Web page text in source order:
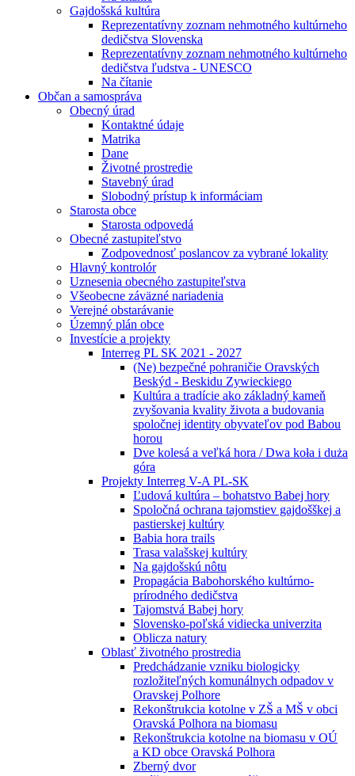
Gajdošská kultúra
Reprezentatívny zoznam nehmotného kultúrneho
dedičstva Slovenska
Reprezentatívny zoznam nehmotného kultúrneho
dedičstva ľudstva - UNESCO
Na čítanie
Občan a samospráva
Obecný úrad
Kontaktné údaje
Matrika
Dane
Životné prostredie
Stavebný úrad
Slobodný prístup k informáciam
Starosta obce
Starosta odpovedá
Obecné zastupiteľstvo
Zodpovednosť poslancov za vybrané lokality
Hlavný kontrolór
Uznesenia obecného zastupiteľstva
Všeobecne záväzné nariadenia
Verejné obstarávanie
Územný plán obce
Investície a projekty
Interreg PL SK 2021 - 2027
(Ne) bezpečné pohraničie Oravských
Beskýd - Beskidu Zywieckiego
Kultúra a tradície ako základný kameň
zvyšovania kvality života a budovania
spoločnej identity obyvateľov pod Babou
horou
Dve kolesá a veľká hora / Dwa koła i duża
góra
Projekty Interreg V-A PL-SK
Ľudová kultúra – bohatstvo Babej hory
Spoločná ochrana tajomstiev gajdošškej a
pastierskej kultúry
Babia hora trails
Trasa valašskej kultúry
Na gajdošskú nôtu
Propagácia Babohorského kultúrno-
prírodného dedičstva
Tajomstvá Babej hory
Slovensko-poľská vidiecka univerzita
Oblicza natury
Oblasť životného prostredia
Predchádzanie vzniku biologicky
rozložiteľných komunálnych odpadov v
Oravskej Polhore
Rekonštrukcia kotolne v ZŠ a MŠ v obci
Oravská Polhora na biomasu
Rekonštrukcia kotolne na biomasu v OÚ
a KD obce Oravská Polhora
Zberný dvor